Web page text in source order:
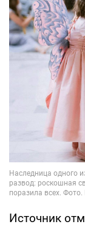
Источник